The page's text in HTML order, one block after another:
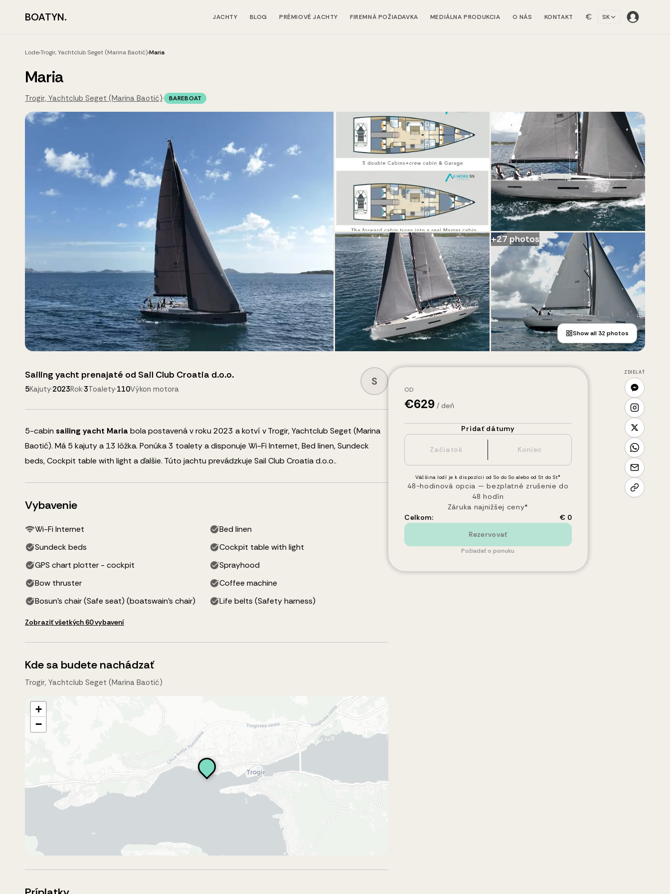
BOATYN. JACHTY BLOG PRÉMIOVÉ JACHTY FIREMNÁ POŽIADAVKA MEDIÁLNA PRODUKCIA O NÁS KONTAKT € SK
Lode›Trogir, Yachtclub Seget (Marina Baotić)›Maria
Maria
Trogir, Yachtclub Seget (Marina Baotić)· BAREBOAT
+27 photos
Show all32photos
Sailing yacht prenajaté od Sail Club Croatia d.o.o.
5Kajuty·2023Rok·3Toalety·110Výkon motora
S
5-cabin sailing yacht Maria bola postavená v roku 2023 a kotví v Trogir, Yachtclub Seget (Marina
Baotić). Má 5 kajuty a 13 lôžka. Ponúka 3 toalety a disponuje Wi-Fi Internet, Bed linen, Sundeck
beds, Cockpit table with light a ďalšie. Túto jachtu prevádzkuje Sail Club Croatia d.o.o..
Vybavenie
Wi-Fi Internet
Bed linen
Sundeck beds
Cockpit table with light
GPS chart plotter - cockpit
Sprayhood
Bow thruster
Coffee machine
Bosun's chair (Safe seat) (boatswain's chair)
Life belts (Safety harness)
Zobraziť všetkých 60 vybavení
Kde sa budete nachádzať
Trogir, Yachtclub Seget (Marina Baotić)
+
−
OD
€629 / deň
Pridať dátumy
Väčšina lodí je k dispozícii od So do So alebo od St do St*
48-hodinová opcia — bezplatné zrušenie do
48 hodín
Záruka najnižšej ceny*
Celkom:
€ 0
Rezervovať
Požiadať o ponuku
ZDIEĽAŤ